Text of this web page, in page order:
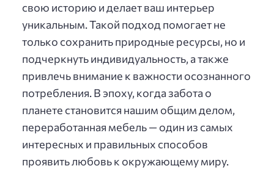
свою историю и делает ваш интерьер
уникальным. Такой подход помогает не
только сохранить природные ресурсы, но и
подчеркнуть индивидуальность, а также
привлечь внимание к важности осознанного
потребления. В эпоху, когда забота о
планете становится нашим общим делом,
переработанная мебель — один из самых
интересных и правильных способов
проявить любовь к окружающему миру.